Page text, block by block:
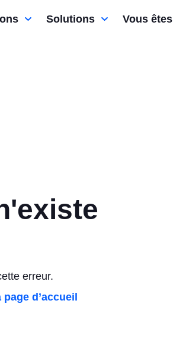
Solutions Vous êtes
erreur.
d’accueil